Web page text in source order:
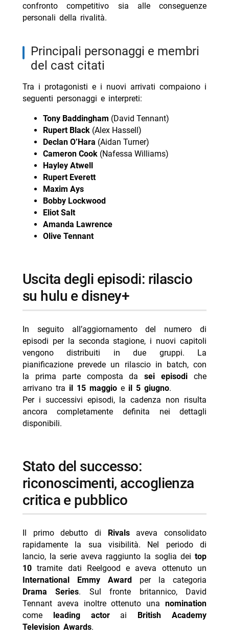
confronto competitivo sia alle conseguenze
personali della rivalità.
principali personaggi e membri
del cast citati
Tra i protagonisti e i nuovi arrivati compaiono i
seguenti personaggi e interpreti:
Tony Baddingham (David Tennant)
Rupert Black(Alex Hassell)
Declan O’Hara (Aidan Turner)
Cameron Cook(Nafessa Williams)
Hayley Atwell
Rupert Everett
Maxim Ays
Bobby Lockwood
Eliot Salt
Amanda Lawrence
Olive Tennant
uscita degli episodi: rilascio
su hulu e disney+
In seguito all’aggiornamento del numero di
episodi per la seconda stagione, i nuovi capitoli
vengono distribuiti in due gruppi. La
pianificazione prevede un rilascio in batch, con
la prima parte composta dasei episodi che
arrivano tra il 15 maggioe il 5 giugno.
Per i successivi episodi, la cadenza non risulta
ancora completamente definita nei dettagli
disponibili.
stato del successo:
riconoscimenti, accoglienza
critica e pubblico
Il primo debutto di Rivalsaveva consolidato
rapidamente la sua visibilità. Nel periodo di
lancio, la serie aveva raggiunto la soglia deitop
10tramite dati Reelgood e aveva ottenuto un
International Emmy Awardper la categoria
Drama Series. Sul fronte britannico, David
Tennant aveva inoltre ottenuto unanomination
come leading actorai British Academy
Television Awards.